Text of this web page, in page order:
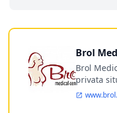
Brol
Brol
privata
Timisoara